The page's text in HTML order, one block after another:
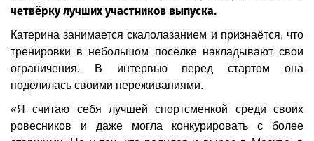
четвёрку лучших участников выпуска.
Катерина занимается скалолазанием и признаётся, что
тренировки в небольшом посёлке накладывают свои
ограничения. В интервью перед стартом она
поделилась своими переживаниями.
«Я считаю себя лучшей спортсменкой среди своих
ровесников и даже могла конкурировать с более